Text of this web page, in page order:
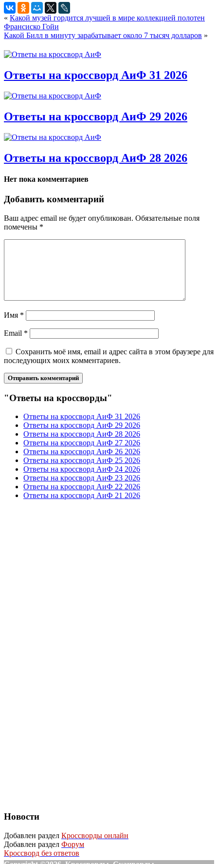
« Какой музей гордится лучшей в мире коллекцией полотен
Франсиско Гойи
Какой Билл в минуту зарабатывает около 7 тысяч долларов »
Ответы на кроссворд АиФ 31 2026
Ответы на кроссворд АиФ 29 2026
Ответы на кроссворд АиФ 28 2026
Нет пока комментариев
Добавить комментарий
Ваш адрес email не будет опубликован. Обязательные поля
помечены *
Имя *
Email *
Сохранить моё имя, email и адрес сайта в этом браузере для
последующих моих комментариев.
"Ответы на кроссворды"
Ответы на кроссворд АиФ 31 2026
Ответы на кроссворд АиФ 29 2026
Ответы на кроссворд АиФ 28 2026
Ответы на кроссворд АиФ 27 2026
Ответы на кроссворд АиФ 26 2026
Ответы на кроссворд АиФ 25 2026
Ответы на кроссворд АиФ 24 2026
Ответы на кроссворд АиФ 23 2026
Ответы на кроссворд АиФ 22 2026
Ответы на кроссворд АиФ 21 2026
Новости
Добавлен раздел Кроссворды онлайн
Добавлен раздел Форум
Кроссворд без ответов